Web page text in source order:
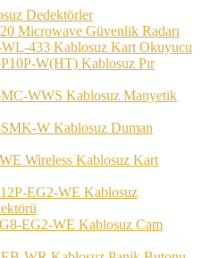
Dedektörler
Microwave Güvenlik Radarı
433 Kablosuz Kart Okuyucu
W(HT) Kablosuz Pır
WWS Kablosuz Manyetik
W Kablosuz Duman
Wireless Kablosuz Kart
EG2-WE Kablosuz
EG2-WE Kablosuz Cam